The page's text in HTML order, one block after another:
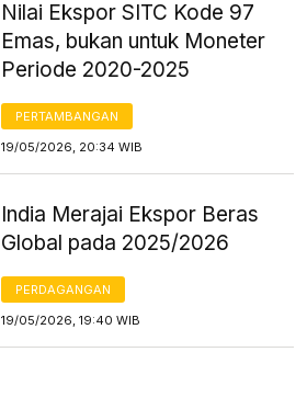
Nilai Ekspor SITC Kode 97
Emas, bukan untuk Moneter
Periode 2020-2025
PERTAMBANGAN
19/05/2026, 20:34 WIB
India Merajai Ekspor Beras
Global pada 2025/2026
PERDAGANGAN
19/05/2026, 19:40 WIB